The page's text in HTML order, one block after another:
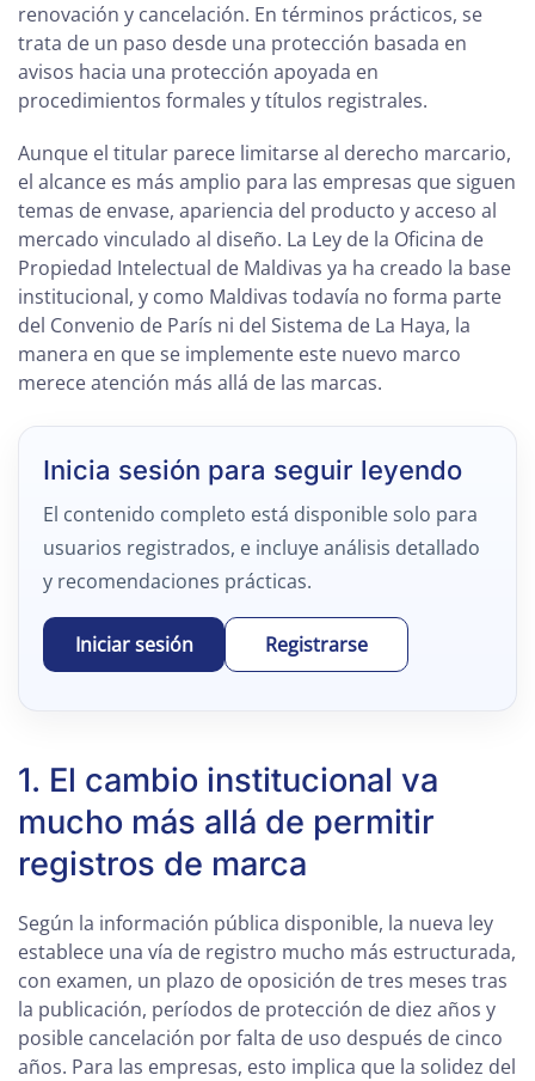
renovación y cancelación. En términos prácticos, se
trata de un paso desde una protección basada en
avisos hacia una protección apoyada en
procedimientos formales y títulos registrales.
Aunque el titular parece limitarse al derecho marcario,
el alcance es más amplio para las empresas que siguen
temas de envase, apariencia del producto y acceso al
mercado vinculado al diseño. La Ley de la Oficina de
Propiedad Intelectual de Maldivas ya ha creado la base
institucional, y como Maldivas todavía no forma parte
del Convenio de París ni del Sistema de La Haya, la
manera en que se implemente este nuevo marco
merece atención más allá de las marcas.
Inicia sesión para seguir leyendo
El contenido completo está disponible solo para
usuarios registrados, e incluye análisis detallado
y recomendaciones prácticas.
Iniciar sesión Registrarse
1. El cambio institucional va
mucho más allá de permitir
registros de marca
Según la información pública disponible, la nueva ley
establece una vía de registro mucho más estructurada,
con examen, un plazo de oposición de tres meses tras
la publicación, períodos de protección de diez años y
posible cancelación por falta de uso después de cinco
años. Para las empresas, esto implica que la solidez del